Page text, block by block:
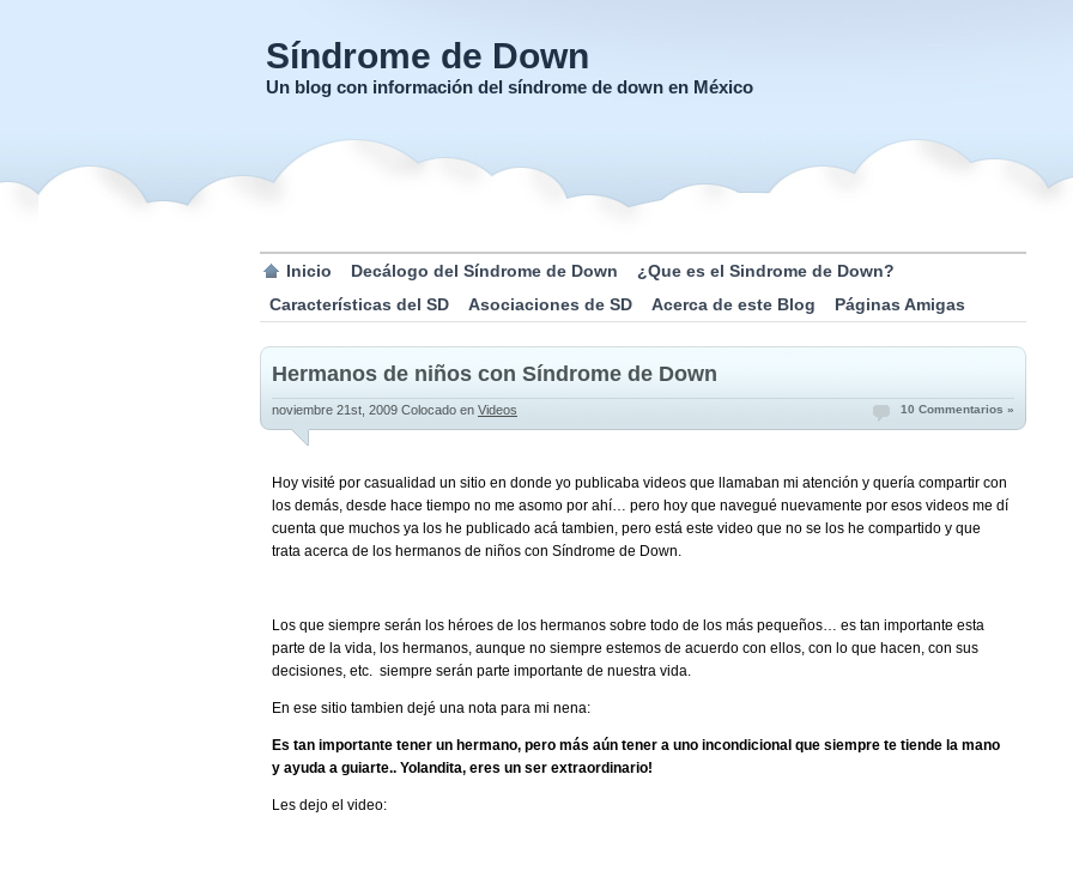
Síndrome de Down
Un blog con información del síndrome de down en México
Inicio Decálogo del Síndrome de Down
¿Que es el Sindrome de Down?
Características del SD
Asociaciones de SD Acerca de este Blog Páginas Amigas
Hermanos de niños con Síndrome de Down
noviembre 21st, 2009 Colocado en Videos 10 Commentarios »
Hoy visité por casualidad un sitio en donde yo publicaba videos que llamaban mi atención y quería compartir con
los demás, desde hace tiempo no me asomo por ahí… pero hoy que navegué nuevamente por esos videos me dí
cuenta que muchos ya los he publicado acá tambien, pero está este video que no se los he compartido y que
trata acerca de los hermanos de niños con Síndrome de Down.
Los que siempre serán los héroes de los hermanos sobre todo de los más pequeños… es tan importante esta
parte de la vida, los hermanos, aunque no siempre estemos de acuerdo con ellos, con lo que hacen, con sus
decisiones, etc. siempre serán parte importante de nuestra vida.
En ese sitio tambien dejé una nota para mi nena:
Es tan importante tener un hermano, pero más aún tener a uno incondicional que siempre te tiende la mano
y ayuda a guiarte.. Yolandita, eres un ser extraordinario!
Les dejo el video: